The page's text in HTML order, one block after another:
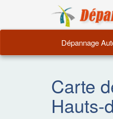
Dépannage
Carte
Hauts-